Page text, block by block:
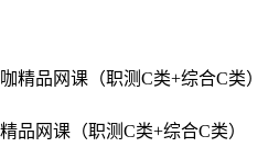
品网课（职测C类+综合C类）